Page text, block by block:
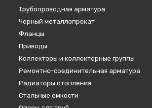
Трубопроводная арматура
Черный металлопрокат
Фланцы
Приводы
Коллекторы и коллекторные группы
Ремонтно-соединительная арматура
Радиаторы отопления
Стальные емкости